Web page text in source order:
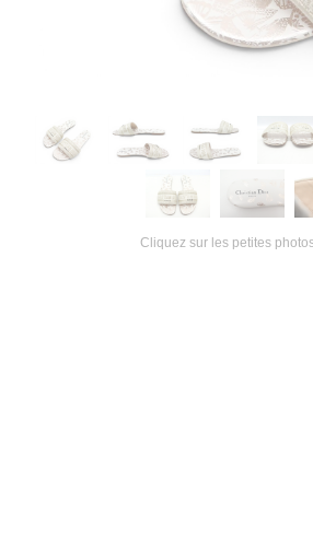
Cliquez sur les petites